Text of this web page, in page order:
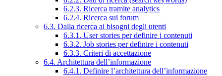
6.2.3. Ricerca tramite analytics
6.2.4. Ricerca sui forum
6.3. Dalla ricerca ai bisogni degli utenti
6.3.1. User stories per definire i contenuti
6.3.2. Job stories per definire i contenuti
6.3.3. Criteri di accettazione
6.4. Architettura dell’informazione
6.4.1. Definire l’architettura dell’informazione